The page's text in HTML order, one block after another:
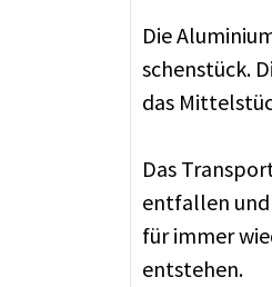
Die
schen­stück.
das
Das
ent­fal­len
für im­mer
ent­ste­hen.